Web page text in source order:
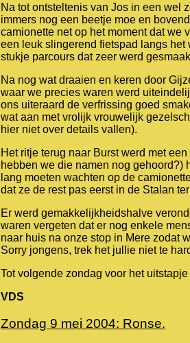
Na tot ontsteltenis van Jos in een wel
immers nog een beetje moe en
camionette net op het moment dat we
een leuk slingerend fietspad langs
stukje parcours dat zeer werd
Na nog wat draaien en keren door
waar we precies waren werd
ons uiteraard de verfrissing goed
wat aan met vrolijk vrouwelijk
hier niet over details vallen).
Het ritje terug naar Burst werd met
hebben we die namen nog gehoord?)
lang moeten wachten op de
dat ze de rest pas eerst in de Stalan
Er werd gemakkelijkheidshalve
waren vergeten dat er nog enkele
naar huis na onze stop in Mere zodat
Sorry jongens, trek het jullie niet te
Tot volgende zondag voor het
VDS
Zondag 9 mei 2004: Ronse.